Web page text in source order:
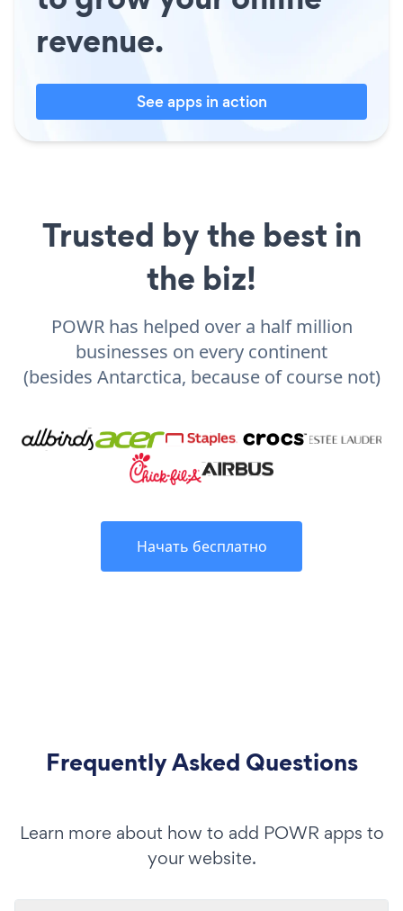
revenue.
See apps in action
Trusted by the best in
the biz!
POWR has helped over a half million
businesses on every continent
(besides Antarctica, because of course not)
Начать бесплатно
Frequently Asked Questions
Learn more about how to add POWR apps to
your website.